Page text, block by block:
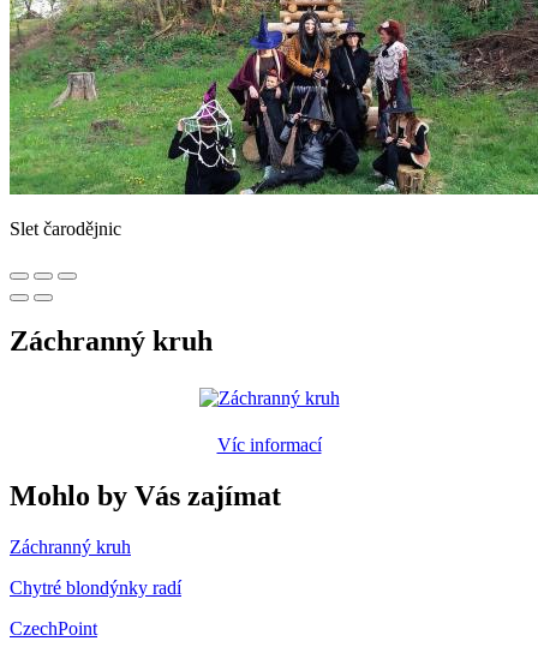
Slet čarodějnic
Záchranný kruh
Víc informací
Mohlo by Vás zajímat
Záchranný kruh
Chytré blondýnky radí
CzechPoint